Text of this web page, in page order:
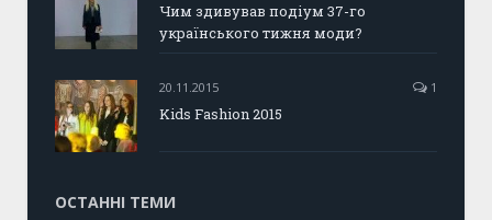
Чим здивував подіум 37-го
українського тижня моди?
20.11.2015 1
Kids Fashion 2015
ОСТАННІ ТЕМИ